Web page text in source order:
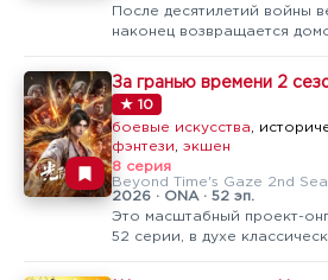
После десятилетий войны
наконец возвращается
правда, на деле они
пустошью без жителей и
жизни.Всю свою жизнь Диас
За гранью времени 2
★ 10
боевые искусства,
фэнтези, экшен
8 серия
Beyond Time's Gaze 2nd
2026 · ONA · 52 эп.
Это масштабный проект-
52 серии, в духе
приключения с уклоном в